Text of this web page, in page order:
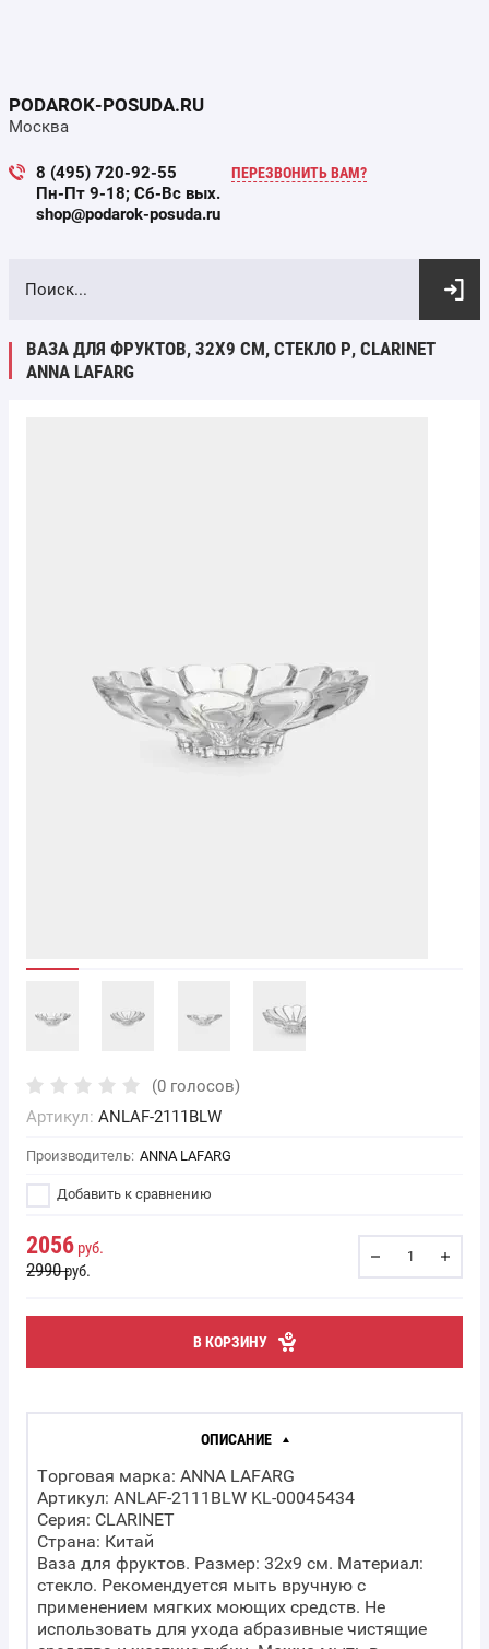
PODAROK-POSUDA.RU
Москва
8 (495) 720-92-55
Пн-Пт 9-18; Сб-Вс вых.
shop@podarok-posuda.ru
ПЕРЕЗВОНИТЬ ВАМ?
ВЫБОР ПО ПАРАМЕТРАМ
ВАЗА ДЛЯ ФРУКТОВ, 32Х9 СМ, СТЕКЛО Р, CLARINET
ANNA LAFARG
(0 голосов)
Артикул: ANLAF-2111BLW
Производитель: ANNA LAFARG
Добавить к сравнению
2056 руб.
2990руб.
В КОРЗИНУ
ОПИСАНИЕ
Торговая марка: ANNA LAFARG
Артикул: ANLAF-2111BLW KL-00045434
Серия: CLARINET
Страна: Китай
Ваза для фруктов. Размер: 32х9 см. Материал:
стекло. Рекомендуется мыть вручную с
применением мягких моющих средств. Не
использовать для ухода абразивные чистящие